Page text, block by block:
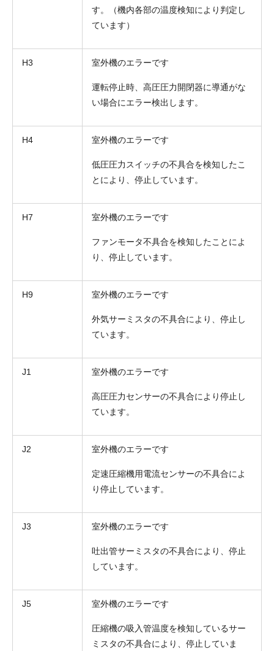
す。（機内各部の温度検知により判定し
ています）
H3 室外機のエラーです
運転停止時、高圧圧力開閉器に導通がな
い場合にエラー検出します。
H4 室外機のエラーです
低圧圧力スイッチの不具合を検知したこ
とにより、停止しています。
H7 室外機のエラーです
ファンモータ不具合を検知したことによ
り、停止しています。
H9 室外機のエラーです
外気サーミスタの不具合により、停止し
ています。
J1 室外機のエラーです
高圧圧力センサーの不具合により停止し
ています。
J2 室外機のエラーです
定速圧縮機用電流センサーの不具合によ
り停止しています。
J3 室外機のエラーです
吐出管サーミスタの不具合により、停止
しています。
J5 室外機のエラーです
圧縮機の吸入管温度を検知しているサー
ミスタの不具合により、停止していま